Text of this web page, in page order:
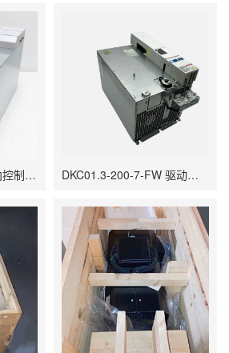
HVE04.2-W075N 方向控制阀 控制液压流体的流动方向 DKC01.3-200-7-FW 驱动控制器 并行或离散输入接口